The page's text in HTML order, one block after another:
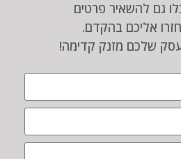
3043, תוכלו גם להשאיר פרטים
אליכם בהקדם.
שלכם מזנק קדימה!